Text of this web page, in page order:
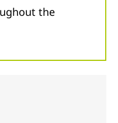
the